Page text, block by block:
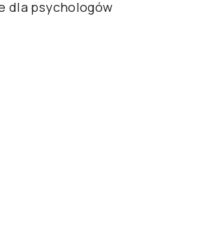
dla psychologów